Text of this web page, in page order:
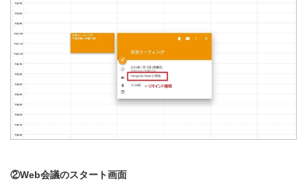
②Web会議のスタート画面